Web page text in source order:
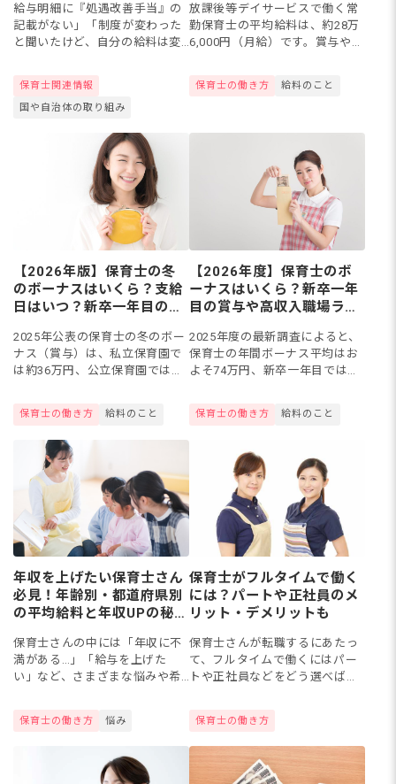
処法
給与明細に『処遇改善手当』の
記載がない」「制度が変わった
と聞いたけど、自分の給料は変
ん。2025年度の制度改正、2026
年度からはキャリアパス要...
保育士関連情報
国や自治体の取り組み
放課後等デイサービスで働く常
勤保育士の平均給料は、約28万
6,000円（月給）です。賞与や手
得やキャリアアップがポイント
保育士の働き方 給料のこと
【2026年版】保育士の冬
のボーナスはいくら？支給
日はいつ？新卒一年目の平
2025年公表の保育士の冬のボー
ナス（賞与）は、私立保育園で
は約36万円、公立保育園では約
額が園によって異なるため、支
給額は約27万円〜37....
保育士の働き方 給料のこと
【2026年度】保育士のボ
ーナスはいくら？新卒一年
目の賞与や高収入職場ラン
2025年度の最新調査によると、
保育士の年間ボーナス平均はお
よそ74万円、新卒一年目では約
多いものの、運営主体や規模、
保育士の働き方 給料のこと
年収を上げたい保育士さん
必見！年齢別・都道府県別
の平均給料と年収UPの秘訣
保育士さんの中には「年収に不
満がある…」「給与を上げた
い」など、さまざまな悩みや希
仕事へのモチベーションも高ま
りますよね。今回は保育士さん
保育士の働き方 悩み
保育士がフルタイムで働く
には？パートや正社員のメ
リット・デメリットも
保育士さんが転職するにあたっ
て、フルタイムで働くにはパー
トや正社員などをどう選べばい
までも、フルタイムかそうでな
いかで業務内容が変わってくる
こと...
保育士の働き方